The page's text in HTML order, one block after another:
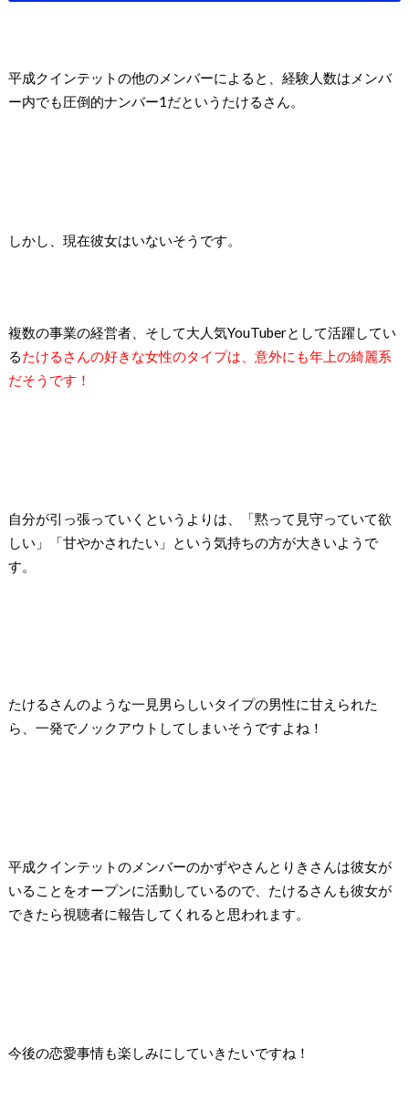
平成クインテットの他のメンバーによると、経験人数はメンバ
ー内でも圧倒的ナンバー1だというたけるさん。
しかし、現在彼女はいないそうです。
複数の事業の経営者、そして大人気YouTuberとして活躍してい
るたけるさんの好きな女性のタイプは、意外にも年上の綺麗系
だそうです！
自分が引っ張っていくというよりは、「黙って見守っていて欲
しい」「甘やかされたい」という気持ちの方が大きいようで
す。
たけるさんのような一見男らしいタイプの男性に甘えられた
ら、一発でノックアウトしてしまいそうですよね！
平成クインテットのメンバーのかずやさんとりきさんは彼女が
いることをオープンに活動しているので、たけるさんも彼女が
できたら視聴者に報告してくれると思われます。
今後の恋愛事情も楽しみにしていきたいですね！